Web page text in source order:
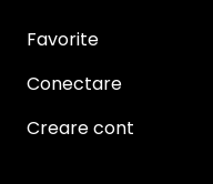
Favorite
Conectare
Creare cont